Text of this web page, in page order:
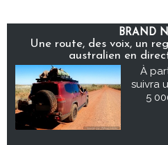
BRAND
Une route, des voix, un
australien en
À
suivra
5